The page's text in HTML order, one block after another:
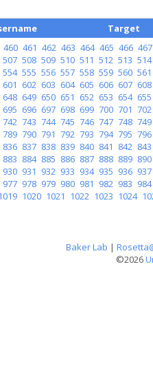
Target
460 461 462 463 464 465 466 467
507 508 509 510 511 512 513 514
554 555 556 557 558 559 560 561
601 602 603 604 605 606 607 608
648 649 650 651 652 653 654 655
695 696 697 698 699 700 701 702
742 743 744 745 746 747 748 749
789 790 791 792 793 794 795 796
836 837 838 839 840 841 842 843
883 884 885 886 887 888 889 890
930 931 932 933 934 935 936 937
977 978 979 980 981 982 983 984
1020 1021 1022 1023 1024
Baker Lab |
©2026